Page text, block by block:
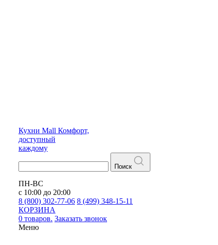
Кухни Mall Комфорт,
доступный
каждому
Поиск
ПН-ВС
с 10:00 до 20:00
8 (800) 302-77-06 8 (499) 348-15-11
КОРЗИНА
0 товаров. Заказать звонок
Меню